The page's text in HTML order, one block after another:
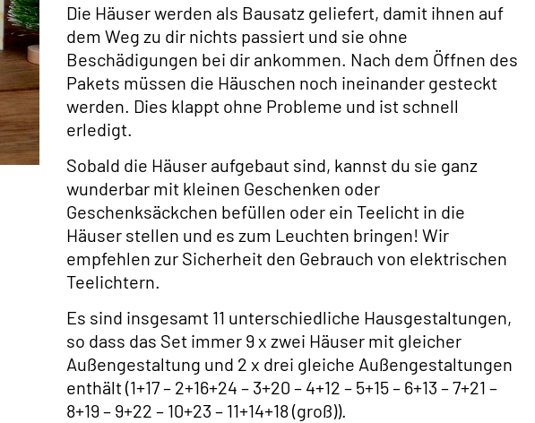
Die Häuser werden als Bausatz geliefert, damit ihnen auf
dem Weg zu dir nichts passiert und sie ohne
Beschädigungen bei dir ankommen. Nach dem Öffnen des
Pakets müssen die Häuschen noch ineinander gesteckt
werden. Dies klappt ohne Probleme und ist schnell
erledigt.
Sobald die Häuser aufgebaut sind, kannst du sie ganz
wunderbar mit kleinen Geschenken oder
Geschenksäckchen befüllen oder ein Teelicht in die
Häuser stellen und es zum Leuchten bringen! Wir
empfehlen zur Sicherheit den Gebrauch von elektrischen
Teelichtern.
Es sind insgesamt 11 unterschiedliche Hausgestaltungen,
so dass das Set immer 9 x zwei Häuser mit gleicher
Außengestaltung und 2 x drei gleiche Außengestaltungen
enthält (1+17 – 2+16+24 – 3+20 – 4+12 – 5+15 – 6+13 – 7+21 –
8+19 – 9+22 – 10+23 – 11+14+18 (groß)).